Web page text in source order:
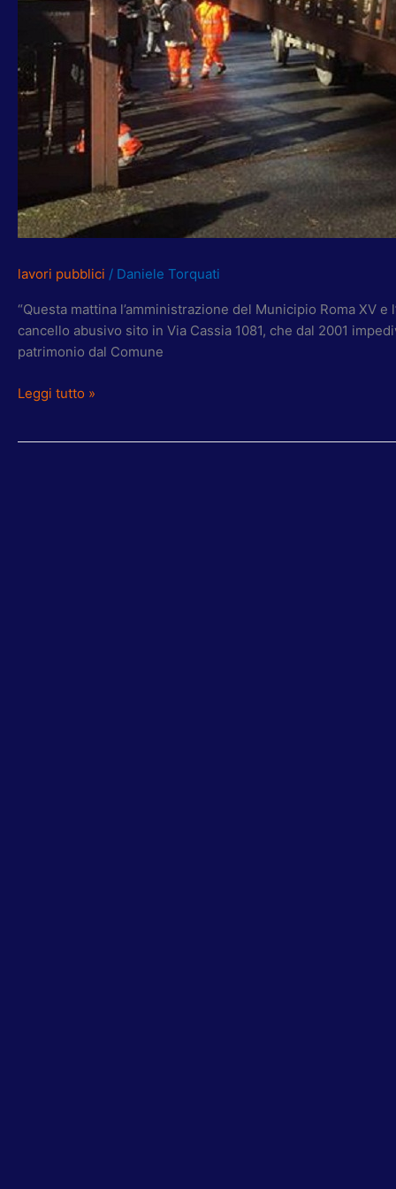
lavori pubblici / Daniele Torquati
“Questa mattina l’amministrazione del Municipio Roma XV
cancello abusivo sito in Via Cassia 1081, che dal 2001
patrimonio dal Comune
ANNI
ACCESSO
PUBBLICO
NELL’INSUGHERATA
Leggi tutto »